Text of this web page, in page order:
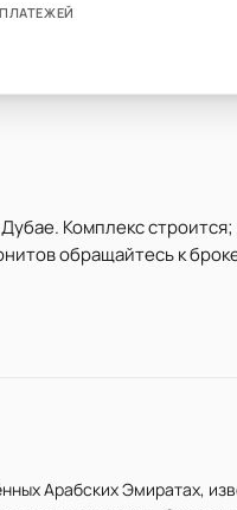
Комплекс
обращайтесь к
Арабских Эмиратах,